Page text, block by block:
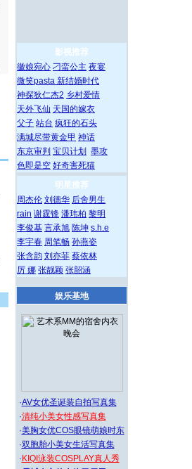
影视推荐
徽娘宛心 刁蛮公主 夜宴
微笑pasta 新结婚时代
神探狄仁杰2 乡村爱情
天外飞仙 天国的嫁衣
父子 站台 疯狂的石头
满城尽带黄金甲 神话
东京审判 宝贝计划
墨攻
色即是空 好奇害死猫
明星推荐
周杰伦 刘德华 后舍男生
rain 谢霆锋 潘玮柏 黎明
李俊基 言承旭 陈坤 s.h.e
李宇春 周笔畅 孙燕姿
张含韵 刘亦菲 蔡依林
厉 娜 张靓颖 张韶涵
娱乐基地
·AV女优圣诞装自拍写真集
·清纯小美女性感写真集
·美胸女优COS眼镜萌娘时东
·双胞胎小美女生活写真集
· KIQI泳装COSPLAY真人秀